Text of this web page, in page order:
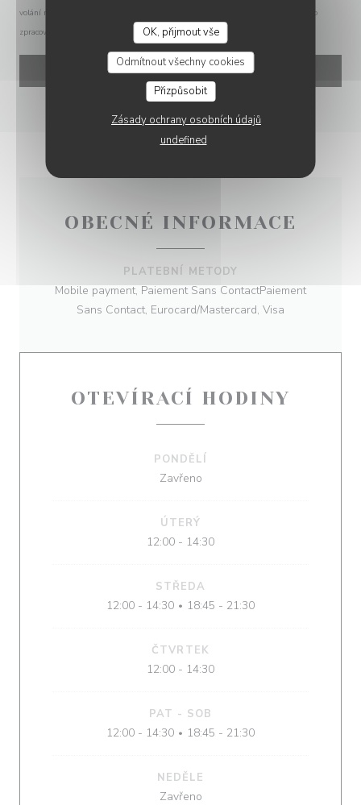
OK, přijmout vše
Odmítnout všechny cookies
Přizpůsobit
Zásady ochrany osobních údajů
undefined
volání registrací v Robinsonově seznamu:
. Pro více informací o
zpracování vašich údajů si přečtěte našezásady ochrany osobních údajů
OBECNÉ INFORMACE
PLATEBNÍ METODY
Mobile payment, Paiement Sans ContactPaiement
Sans Contact, Eurocard/Mastercard, Visa
OTEVÍRACÍ HODINY
PONDĚLÍ
Zavřeno
ÚTERÝ
12:00 - 14:30
STŘEDA
12:00 - 14:30 • 18:45 - 21:30
ČTVRTEK
12:00 - 14:30
PAT - SOB
12:00 - 14:30 • 18:45 - 21:30
NEDĚLE
Zavřeno
LE DERNIER RAGOT